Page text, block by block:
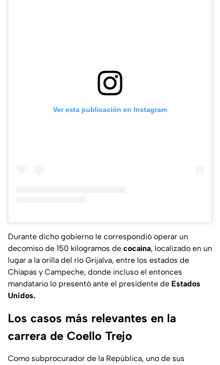
Ver esta publicación en Instagram
Durante dicho gobierno le correspondió operar un
decomiso de 150 kilogramos de cocaína, localizado en un
lugar a la orilla del río Grijalva, entre los estados de
Chiapas y Campeche, donde incluso el entonces
mandatario lo presentó ante el presidente de Estados
Unidos.
Los casos más relevantes en la
carrera de Coello Trejo
Como subprocurador de la República, uno de sus